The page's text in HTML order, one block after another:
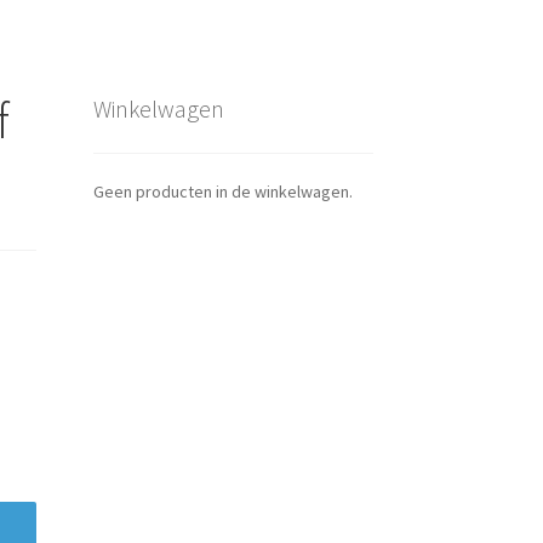
Winkelwagen
Geen producten in de winkelwagen.